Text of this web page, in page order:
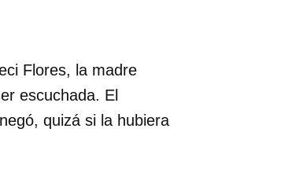
Flores, la madre
escuchada. El
quizá si la hubiera